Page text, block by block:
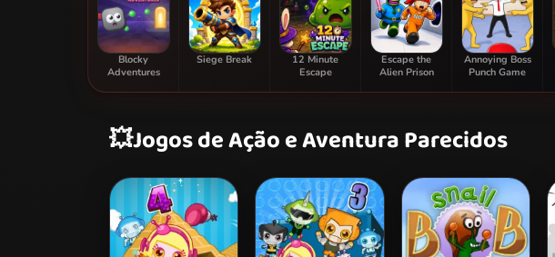
Blocky
Adventures
Siege Break
12 Minute
Escape
Escape the
Alien Prison
Annoying Boss
Punch Game
💥Jogos de Ação e Aventura Parecidos